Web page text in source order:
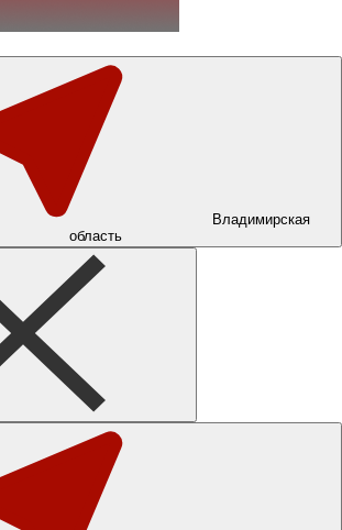
Владимирская
область